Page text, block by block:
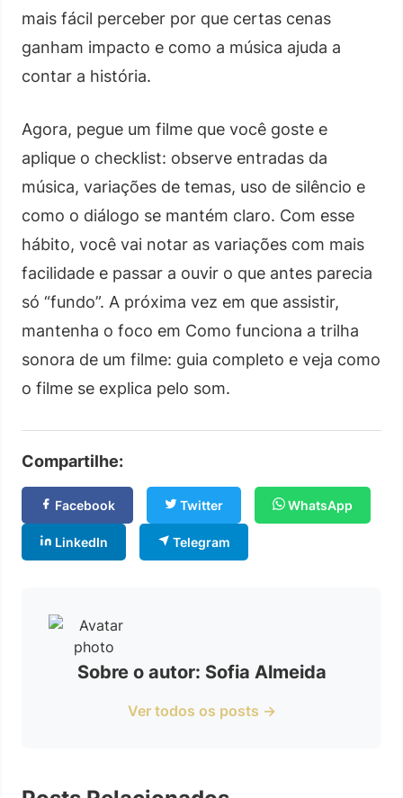
mais fácil perceber por que certas cenas
ganham impacto e como a música ajuda a
contar a história.
Agora, pegue um filme que você goste e
aplique o checklist: observe entradas da
música, variações de temas, uso de silêncio e
como o diálogo se mantém claro. Com esse
hábito, você vai notar as variações com mais
facilidade e passar a ouvir o que antes parecia
só “fundo”. A próxima vez em que assistir,
mantenha o foco em Como funciona a trilha
sonora de um filme: guia completo e veja como
o filme se explica pelo som.
Compartilhe:
Facebook Twitter WhatsApp
LinkedIn Telegram
Sobre o autor: Sofia Almeida
Ver todos os posts →